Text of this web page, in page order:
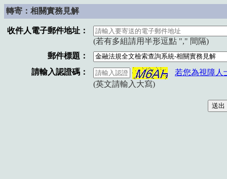
轉寄：相關實務見解
收件人電子郵件地址：
(若有多組請用半形逗點 "," 間隔)
郵件標題：
請輸入認證碼：
若您為視障人
(英文請輸入大寫)